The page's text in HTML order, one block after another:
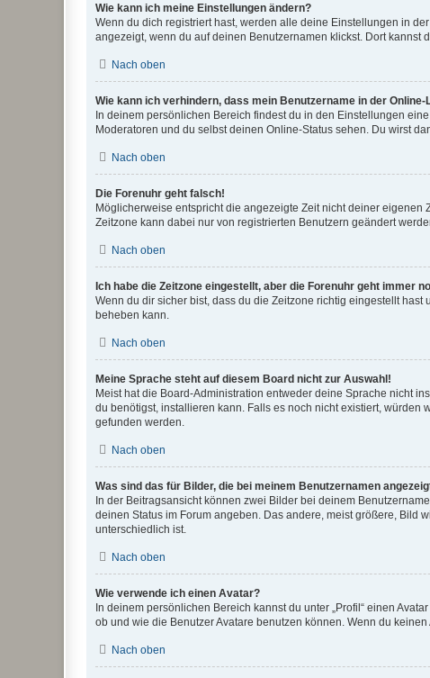
Wie kann ich meine Einstellungen ändern?
Wenn du dich registriert hast, werden alle deine Einstellungen in
angezeigt, wenn du auf deinen Benutzernamen klickst. Dort kannst
Nach oben
Wie kann ich verhindern, dass mein Benutzername in der
In deinem persönlichen Bereich findest du in den Einstellungen
Moderatoren und du selbst deinen Online-Status sehen. Du wirst
Nach oben
Die Forenuhr geht falsch!
Möglicherweise entspricht die angezeigte Zeit nicht deiner eigenen
Zeitzone kann dabei nur von registrierten Benutzern geändert
Nach oben
Ich habe die Zeitzone eingestellt, aber die Forenuhr geht immer
Wenn du dir sicher bist, dass du die Zeitzone richtig eingestellt
beheben kann.
Nach oben
Meine Sprache steht auf diesem Board nicht zur Auswahl!
Meist hat die Board-Administration entweder deine Sprache nicht
du benötigst, installieren kann. Falls es noch nicht existiert, würden
gefunden werden.
Nach oben
Was sind das für Bilder, die bei meinem Benutzernamen
In der Beitragsansicht können zwei Bilder bei deinem
deinen Status im Forum angeben. Das andere, meist größere, Bild
unterschiedlich ist.
Nach oben
Wie verwende ich einen Avatar?
In deinem persönlichen Bereich kannst du unter „Profil“ einen
ob und wie die Benutzer Avatare benutzen können. Wenn du
Nach oben